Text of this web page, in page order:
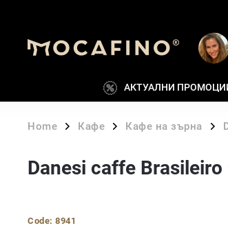
АКТУАЛНИ
Home / Кафе / Кафе на зърна /
Danesi caffe
Code: 8941